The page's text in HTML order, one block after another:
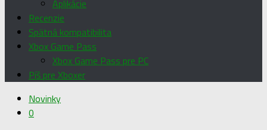
Aplikácie
Recenzie
Spätná kompatibilita
Xbox Game Pass
Xbox Game Pass pre PC
Píš pre Xboxer
Novinky
0